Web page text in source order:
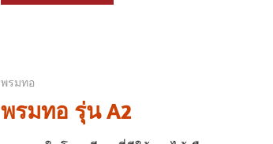
พรมทอ
พรมทอ รุ่น A2